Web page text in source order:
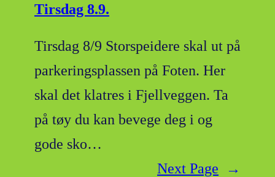
Tirsdag 8.9.
Tirsdag 8/9 Storspeidere skal ut på
parkeringsplassen på Foten. Her
skal det klatres i Fjellveggen. Ta
på tøy du kan bevege deg i og
gode sko…
Next Page
→